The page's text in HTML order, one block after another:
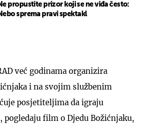
propustite prizor koji se ne viđa često:
sprema pravi spektakl
već godinama organizira
i na svojim službenim
posjetiteljima da igraju
pogledaju film o Djedu Božićnjaku,